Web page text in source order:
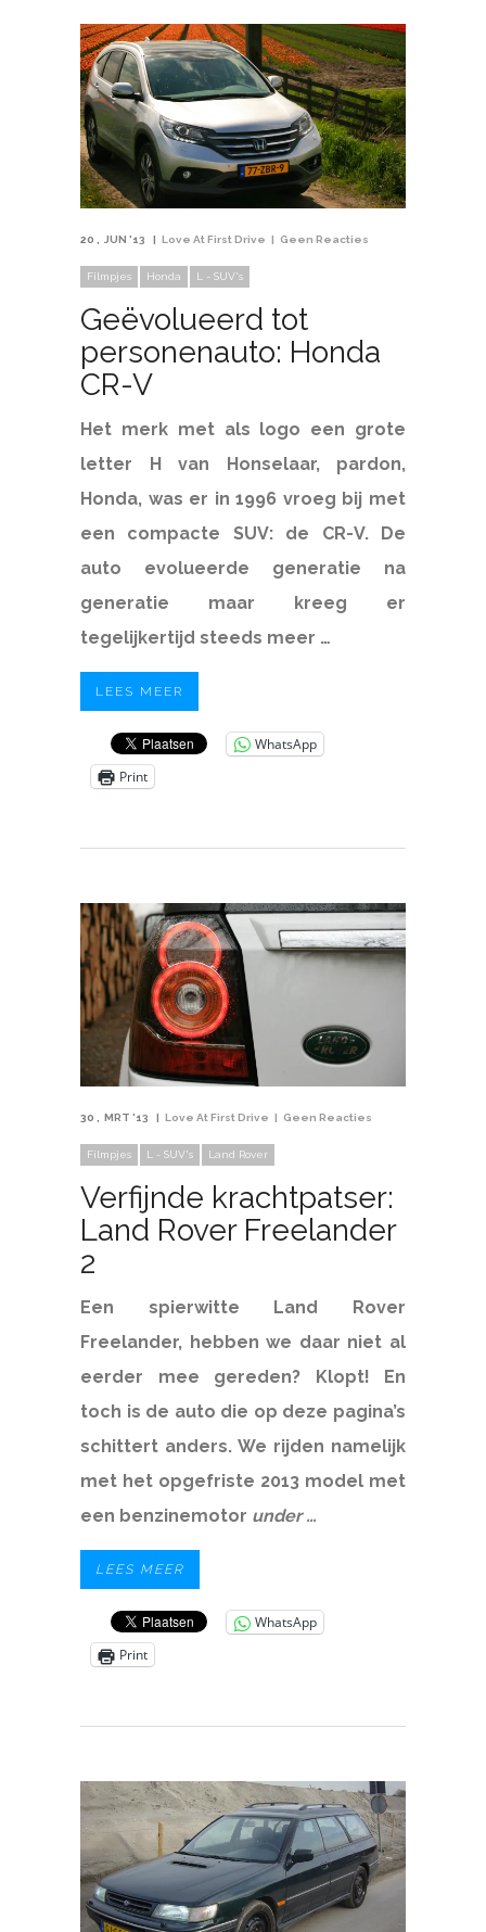
20 JUN '13 Love At First Drive Geen Reacties
Filmpjes Honda L - SUV's
Geëvolueerd tot
personenauto: Honda
CR-V
Het merk met als logo een grote
letter H van Honselaar, pardon,
Honda, was er in 1996 vroeg bij met
een compacte SUV: de CR-V. De
auto evolueerde generatie na
generatie maar kreeg er
tegelijkertijd steeds meer …
LEES MEER
WhatsApp
Print
30 MRT '13 Love At First Drive Geen Reacties
Filmpjes L - SUV's Land Rover
Verfijnde krachtpatser:
Land Rover Freelander
2
Een spierwitte Land Rover
Freelander, hebben we daar niet al
eerder mee gereden? Klopt! En
toch is de auto die op deze pagina’s
schittert anders. We rijden namelijk
met het opgefriste 2013 model met
een benzinemotor under …
LEES MEER
WhatsApp
Print